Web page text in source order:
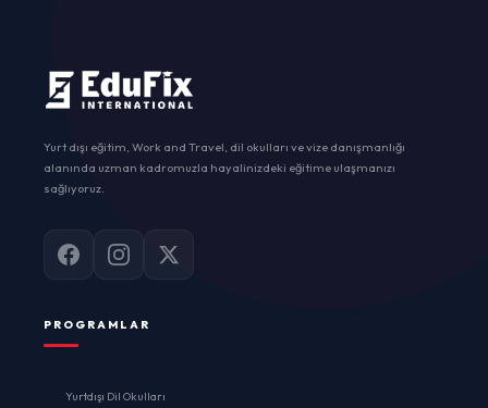
Yurt dışı eğitim, Work and Travel, dil okulları ve vize danışmanlığı
alanında uzman kadromuzla hayalinizdeki eğitime ulaşmanızı
sağlıyoruz.
PROGRAMLAR
Yurtdışı Dil Okulları